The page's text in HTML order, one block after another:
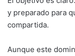
y preparado para
compartida.
Aunque este